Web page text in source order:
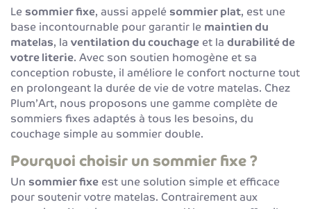
Le sommier fixe, aussi appelé sommier plat, est une
base incontournable pour garantir le maintien du
matelas, la ventilation du couchage et la durabilité de
votre literie. Avec son soutien homogène et sa
conception robuste, il améliore le confort nocturne tout
en prolongeant la durée de vie de votre matelas. Chez
Plum’Art, nous proposons une gamme complète de
sommiers fixes adaptés à tous les besoins, du
couchage simple au sommier double.
Pourquoi choisir un sommier fixe ?
Un sommier fixe est une solution simple et efficace
pour soutenir votre matelas. Contrairement aux